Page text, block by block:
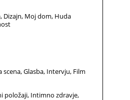
Dizajn Moj dom Huda
scena Glasba Intervju Film
položaji Intimno zdravje